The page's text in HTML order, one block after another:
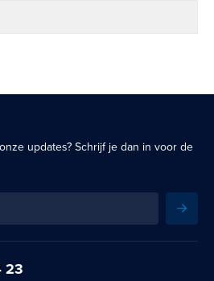
updates? Schrijf je dan in voor de
23